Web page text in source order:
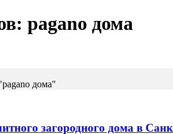
pagano дома
дома"
загородного дома в